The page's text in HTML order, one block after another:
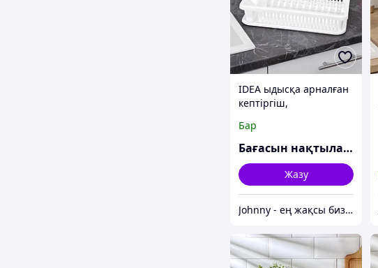
IDEA ыдысқа арналған
кептіргіш,
пластик, ақ
Бар
Бағасын нақтылаңыз
Жазу
Johnny - ең жақсы бизнес-серіктес